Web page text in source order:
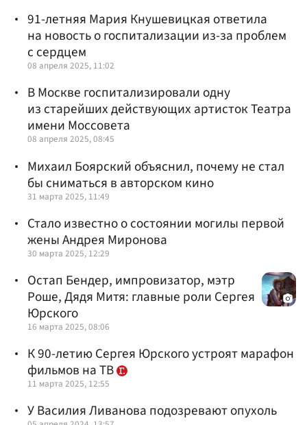
91-летняя Мария Кнушевицкая ответила
на новость о госпитализации из-за проблем
с сердцем
08 апреля 2025, 11:02
В Москве госпитализировали одну
из старейших действующих артисток Театра
имени Моссовета
08 апреля 2025, 08:45
Михаил Боярский объяснил, почему не стал
бы сниматься в авторском кино
31 марта 2025, 11:49
Стало известно о состоянии могилы первой
жены Андрея Миронова
30 марта 2025, 12:29
Остап Бендер, импровизатор, мэтр
Роше, Дядя Митя: главные роли Сергея
Юрского
16 марта 2025, 08:06
К 90-летию Сергея Юрского устроят марафон
фильмов на ТВ
11 марта 2025, 12:55
У Василия Ливанова подозревают опухоль